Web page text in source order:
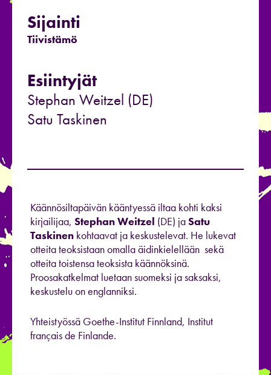
Sijainti
Tiivistämö
Esiintyjät
Stephan Weitzel (DE)
Satu Taskinen
Käännösiltapäivän kääntyessä iltaa kohti kaksi
kirjailijaa, Stephan Weitzel (DE) jaSatu
Taskinen kohtaavat ja keskustelevat. He lukevat
otteita teoksistaan omalla äidinkielellään sekä
otteita toistensa teoksista käännöksinä.
Proosakatkelmat luetaan suomeksi ja saksaksi,
keskustelu on englanniksi.
Yhteistyössä Goethe-Institut Finnland, Institut
français de Finlande.